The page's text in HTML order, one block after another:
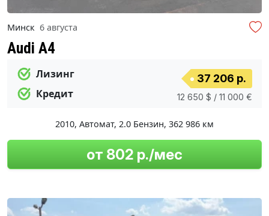
Минск 6 августа
Audi A4
Лизинг
Кредит
37 206 р.
12 650 $ / 11 000 €
2010, Автомат, 2.0 Бензин, 362 986 км
от 802 р./мес